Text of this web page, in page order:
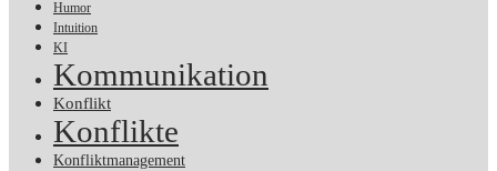
Humor
Intuition
KI
Kommunikation
Konflikt
Konflikte
Konfliktmanagement